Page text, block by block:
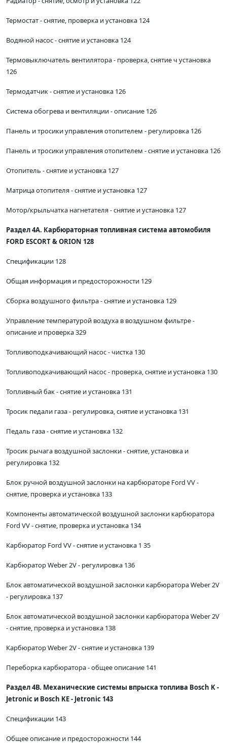
Термостат - снятие, проверка и установка 124
Водяной насос - снятие и установка 124
Термовыключатель вентилятора - проверка, снятие ч установка
126
Термодатчик - снятие и установка 126
Система обогрева и вентиляции - описание 126
Панель и тросики управления отопителем - регулировка 126
Панель и тросики управления отопителем - снятие и установка 126
Отопитель - снятие и установка 127
Матрица отопителя - снятие и установка 127
Мотор/крыльчатка нагнетателя - снятие и установка 127
Раздел 4А. Карбюраторная топливная система автомобиля
FORD ESCORT & ORION 128
Спецификации 128
Общая информация и предосторожности 129
Сборка воздушного фильтра - снятие и установка 129
Управление температурой воздуха в воздушном фильтре -
описание и проверка 329
Топливоподкачивающий насос - чистка 130
Топливоподкачивающий насос - проверка, снятие и установка 130
Топливный бак - снятие и установка 131
Тросик педали газа - регулировка, снятие и установка 131
Педаль газа - снятие и установка 132
Тросик рычага воздушной заслонки - снятие, установка и
регулировка 132
Блок ручной воздушной заслонки на карбюраторе Ford VV -
снятие, проверка и установка 133
Компоненты автоматической воздушной заслонки карбюратора
Ford VV - снятие, проверка и установка 134
Карбюратор Ford VV - снятие и установка 1 35
Карбюратор Weber 2V - регулировка 136
Блок автоматической воздушной заслонки карбюратора Weber 2V
- регулировка 137
Блок автоматической воздушной заслонки карбюратора Weber 2V
- снятие, проверка и установка 138
Карбюратор Weber 2V - снятие и установка 139
Переборка карбюратора - общее описание 141
Раздел 4В. Механические системы впрыска топлива Bosch K -
Jetronic и Bosch KE - Jetronic 143
Спецификации 143
Общее описание и предосторожности 144